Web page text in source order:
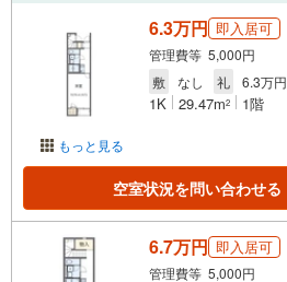
もっと見る
6.3万円 即入居可
管理費等 5,000円
敷
なし 礼 6.3万円
1K 29.47m2 1階
空室状況を問い合わせる
6.7万円 即入居可
管理費等 5,000円